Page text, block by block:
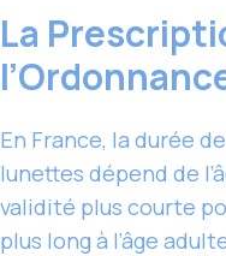
La
En France, la durée
lunettes dépend de
validité plus courte
plus long à l’âge